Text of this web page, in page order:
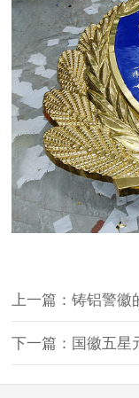
上一篇：铸铝警徽
下一篇：国徽五星